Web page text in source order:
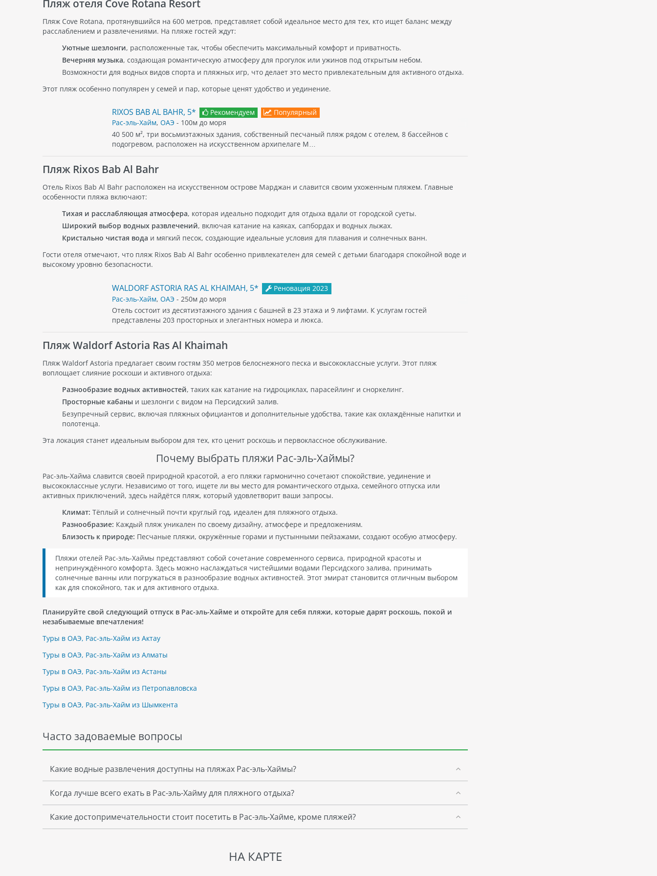
Пляж отеля Cove Rotana Resort
Пляж Cove Rotana, протянувшийся на 600 метров, представляет собой идеальное место для тех, кто ищет баланс между
расслаблением и развлечениями. На пляже гостей ждут:
Уютные шезлонги, расположенные так, чтобы обеспечить максимальный комфорт и приватность.
Вечерняя музыка, создающая романтическую атмосферу для прогулок или ужинов под открытым небом.
Возможности для водных видов спорта и пляжных игр, что делает это место привлекательным для активного отдыха.
Этот пляж особенно популярен у семей и пар, которые ценят удобство и уединение.
RIXOS BAB AL BAHR, 5* Рекомендуем
Популярный
Рас-эль-Хайм, ОАЭ - 100м до моря
40 500 м², три восьмиэтажных здания, собственный песчаный пляж рядом с отелем, 8 бассейнов с
подогревом, расположен на искусственном архипелаге М…
Пляж Rixos Bab Al Bahr
Отель Rixos Bab Al Bahr расположен на искусственном острове Марджан и славится своим ухоженным пляжем. Главные
особенности пляжа включают:
Тихая и расслабляющая атмосфера, которая идеально подходит для отдыха вдали от городской суеты.
Широкий выбор водных развлечений, включая катание на каяках, сапбордах и водных лыжах.
Кристально чистая вода и мягкий песок, создающие идеальные условия для плавания и солнечных ванн.
Гости отеля отмечают, что пляж Rixos Bab Al Bahr особенно привлекателен для семей с детьми благодаря спокойной воде и
высокому уровню безопасности.
WALDORF ASTORIA RAS AL KHAIMAH, 5*
Реновация 2023
Рас-эль-Хайм, ОАЭ - 250м до моря
Отель состоит из десятиэтажного здания с башней в 23 этажа и 9 лифтами. К услугам гостей
представлены 203 просторных и элегантных номера и люкса.
Пляж Waldorf Astoria Ras Al Khaimah
Пляж Waldorf Astoria предлагает своим гостям 350 метров белоснежного песка и высококлассные услуги. Этот пляж
воплощает слияние роскоши и активного отдыха:
Разнообразие водных активностей, таких как катание на гидроциклах, парасейлинг и сноркелинг.
Просторные кабаны и шезлонги с видом на Персидский залив.
Безупречный сервис, включая пляжных официантов и дополнительные удобства, такие как охлаждённые напитки и
полотенца.
Эта локация станет идеальным выбором для тех, кто ценит роскошь и первоклассное обслуживание.
Почему выбрать пляжи Рас-эль-Хаймы?
Рас-эль-Хайма славится своей природной красотой, а его пляжи гармонично сочетают спокойствие, уединение и
высококлассные услуги. Независимо от того, ищете ли вы место для романтического отдыха, семейного отпуска или
активных приключений, здесь найдётся пляж, который удовлетворит ваши запросы.
Климат: Тёплый и солнечный почти круглый год, идеален для пляжного отдыха.
Разнообразие: Каждый пляж уникален по своему дизайну, атмосфере и предложениям.
Близость к природе: Песчаные пляжи, окружённые горами и пустынными пейзажами, создают особую атмосферу.
Пляжи отелей Рас-эль-Хаймы представляют собой сочетание современного сервиса, природной красоты и
непринуждённого комфорта. Здесь можно наслаждаться чистейшими водами Персидского залива, принимать
солнечные ванны или погружаться в разнообразие водных активностей. Этот эмират становится отличным выбором
как для спокойного, так и для активного отдыха.
Планируйте свой следующий отпуск в Рас-эль-Хайме и откройте для себя пляжи, которые дарят роскошь, покой и
незабываемые впечатления!
Туры в ОАЭ, Рас-эль-Хайм из Актау
Туры в ОАЭ, Рас-эль-Хайм из Алматы
Туры в ОАЭ, Рас-эль-Хайм из Астаны
Туры в ОАЭ, Рас-эль-Хайм из Петропавловска
Туры в ОАЭ, Рас-эль-Хайм из Шымкента
Часто задоваемые вопросы
Какие водные развлечения доступны на пляжах Рас-эль-Хаймы?
Когда лучше всего ехать в Рас-эль-Хайму для пляжного отдыха?
Какие достопримечательности стоит посетить в Рас-эль-Хайме, кроме пляжей?
НА КАРТЕ
ресторане у бассейна. Можно также
воспользоваться услугами
организовать поездки к различным
достопримечательностям.